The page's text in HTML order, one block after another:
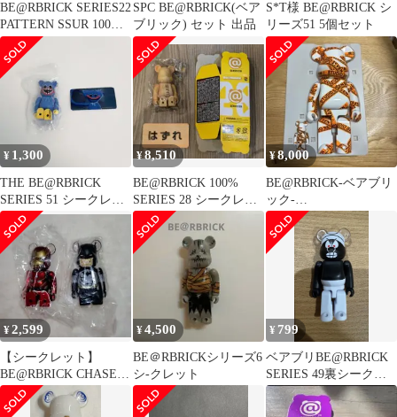
BE@RBRICK SERIES22
PATTERN SSUR 100%
…
SPC BE@RBRICK(ベア
ブリック) セット 出品
S*T様 BE@RBRICK シ
リーズ51 5個セット
¥ 1,300
THE BE@RBRICK
SERIES 51 シークレッ
ト
¥8,510
BE@RBRICK 100%
SERIES 28 シークレッ
ト はずれ
¥8,000
BE@RBRICK-ベアブリ
ック-
BE@RBRICK×STUDIO
SEVE…
¥2,599
【シークレット】
BE@RBRICK CHASE 2
種セット
¥4,500
BE＠RBRICKシリーズ6
シ-クレット
¥ 799
ベアブリBE@RBRICK
SERIES 49裏シークレ
ット